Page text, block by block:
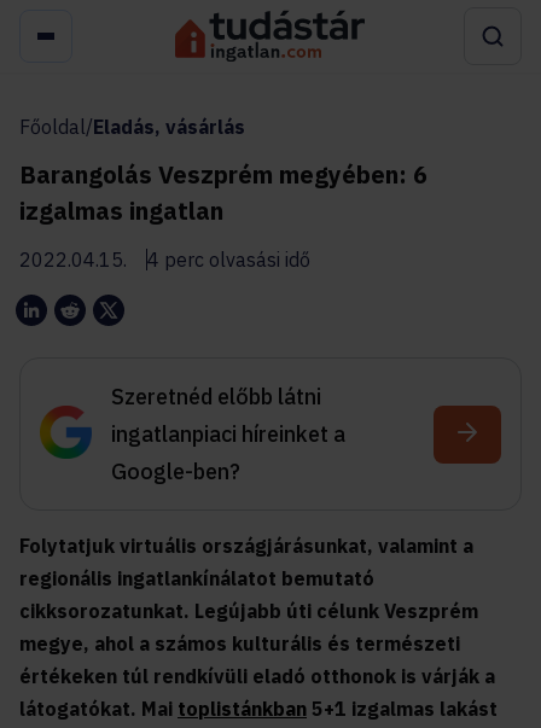
Főoldal/Eladás, vásárlás
Barangolás Veszprém megyében: 6
izgalmas ingatlan
2022.04.15. 4 perc olvasási idő
Szeretnéd előbb látni
ingatlanpiaci híreinket a
Google-ben?
Folytatjuk virtuális országjárásunkat, valamint a
regionális ingatlankínálatot bemutató
cikksorozatunkat. Legújabb úti célunk Veszprém
megye, ahol a számos kulturális és természeti
értékeken túl rendkívüli eladó otthonok is várják a
látogatókat. Mai toplistánkban 5+1 izgalmas lakást